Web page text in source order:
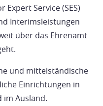
Expert Service (SES)
Interimsleistungen
über das Ehrenamt
und mittelständische
Einrichtungen in
im Ausland.